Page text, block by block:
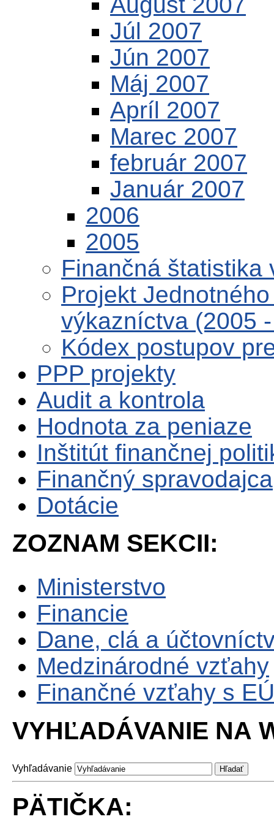
Júl 2007
Jún 2007
Máj 2007
Apríl 2007
Marec 2007
február 2007
Január 2007
2006
2005
Finančná štatistika
Projekt
výkazníctva (2005
Kódex postupov
PPP projekty
Audit a kontrola
Hodnota za peniaze
Inštitút finančnej
Finančný spravodajca
Dotácie
ZOZNAM SEKCII:
Ministerstvo
Financie
Dane, clá a
Medzinárodné vzťahy
Finančné vzťahy s EÚ
VYHĽADÁVANIE NA
Vyhľadávanie
PÄTIČKA: